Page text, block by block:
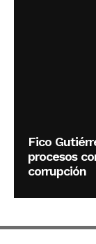
Fico
procesos
corrupción